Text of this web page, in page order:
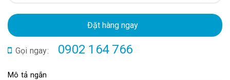
Đặt hàng ngay
Gọi ngay: 0902 164 766
Mô tả ngắn